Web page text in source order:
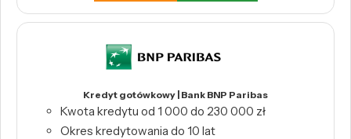
Kredyt gotówkowy | Bank BNP Paribas
Kwota kredytu od 1 000 do 230 000 zł
Okres kredytowania do 10 lat